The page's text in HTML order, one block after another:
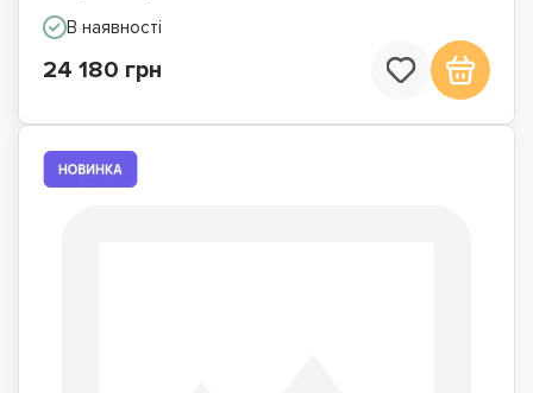
В наявності
24 180 грн